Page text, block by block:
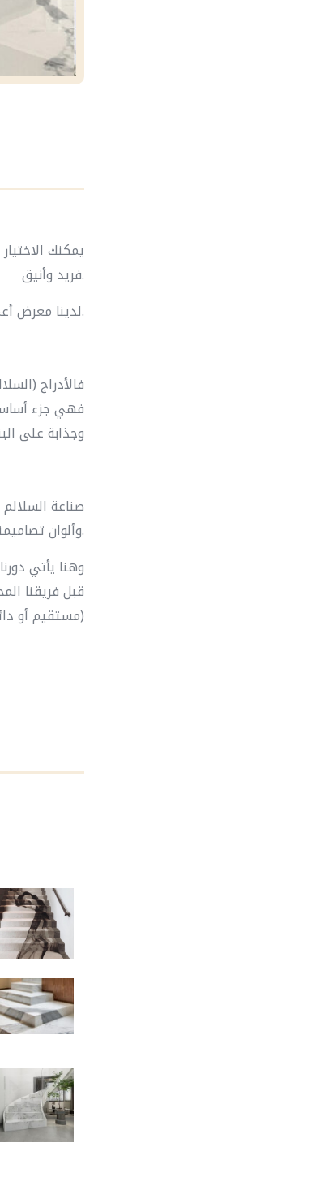
يمكنك
فريد وأنيق.
لدينا معرض أعمال واسع، لا تنسَ إلقاء نظرة عليه.
فالأدراج
فهي جزء
وجذابة على
صناعة
وألوان تصاميمنا و التشكيلة الواسعة من أحجار الرخام والغرانيت والسيراميك.
وهنا يأتي
قبل فريقنا
(مستقيم أو